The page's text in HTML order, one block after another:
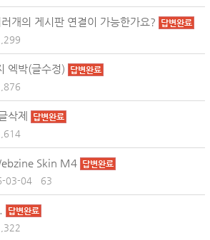
개의 게시판 연결이 가능한가요? 답변완료
엑박(글수정) 답변완료
삭제 답변완료
Skin M4 답변완료
03-04 63
답변완료